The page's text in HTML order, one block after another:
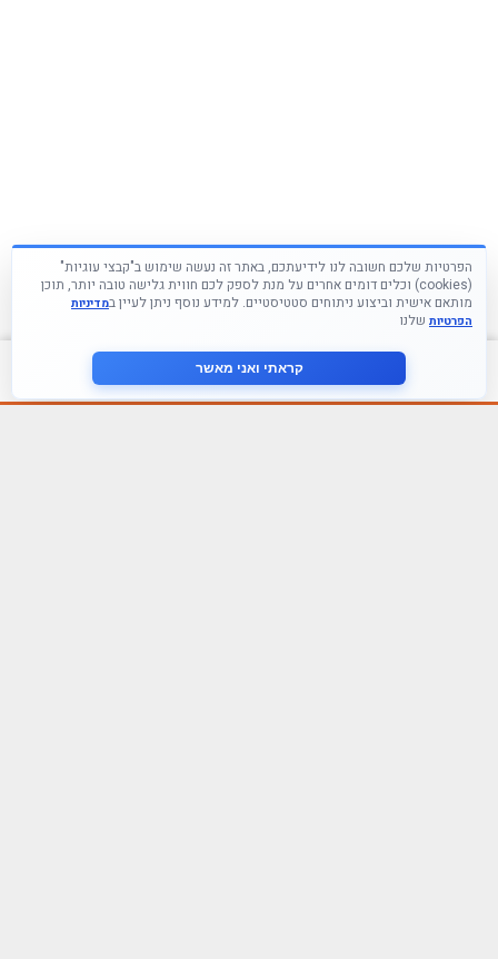
צור קשר
הפרטיות שלכם חשובה לנו לידיעתכם, באתר זה נעשה שימוש ב"קבצי עוגיות"
(cookies) וכלים דומים אחרים על מנת לספק לכם חווית גלישה טובה יותר, תוכן
מותאם אישית וביצוע ניתוחים סטטיסטיים. למידע נוסף ניתן לעיין במדיניות
הפרטיות שלנו
קראתי ואני מאשר